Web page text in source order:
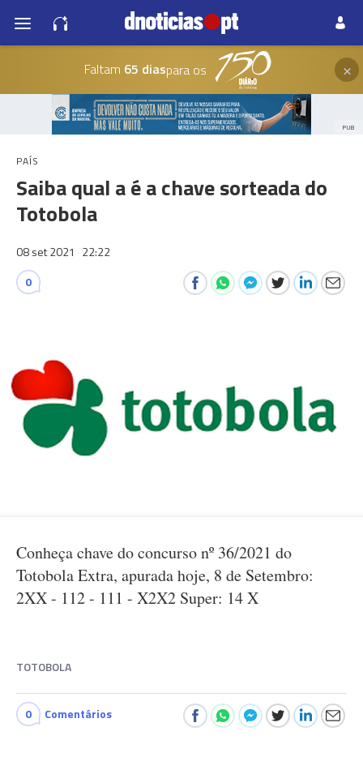
Faltam 65 diaspara os ×
PUB
PAÍS
Saiba qual a é a chave sorteada do
Totobola
08 set 2021 22:22
0
Conheça chave do concurso nº 36/2021 do
Totobola Extra, apurada hoje, 8 de Setembro:
2XX - 112 - 111 - X2X2 Super: 14 X
TOTOBOLA
0 Comentários